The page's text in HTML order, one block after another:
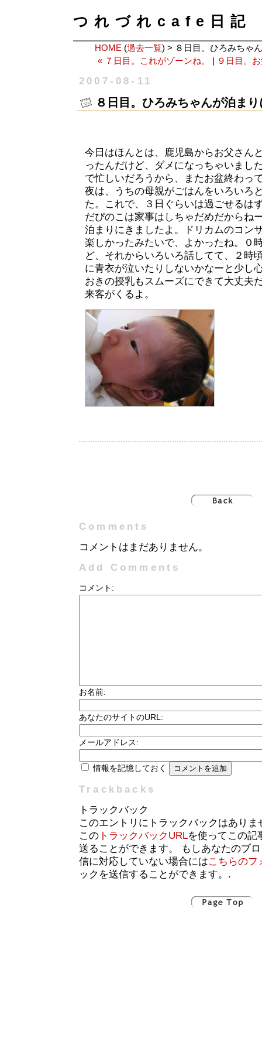
つれづれcafe日記
HOME (過去一覧) > ８日目。ひろみちゃ
« ７日目。これがゾーンね。
９日目。
2007-08-11
８日目。ひろみちゃんが泊ま
今日はほんとは、鹿児島からお父さん
ったんだけど、ダメになっちゃいまし
で忙しいだろうから、またお盆終わっ
夜は、うちの母親がごはんをいろいろ
た。これで、３日ぐらいは過ごせるは
だぴのこは家事はしちゃだめだからね
泊まりにきましたよ。ドリカムのコン
楽しかったみたいで、よかったね。０
ど、それからいろいろ話してて、２時
に青衣が泣いたりしないかなーと少し
おきの授乳もスムーズにできて大丈夫
来客がくるよ。
Comments
コメントはまだありません。
Add Comments
コメント:
お名前:
あなたのサイトのURL:
メールアドレス:
情報を記憶しておく
Trackbacks
トラックバック
このエントリにトラックバックはありま
この トラックバックURLを使ってこの記
送ることができます。 もしあなたのブ
信に対応していない場合にはこちらのフ
ックを送信することができます。.